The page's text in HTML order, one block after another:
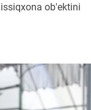
ob'ektini